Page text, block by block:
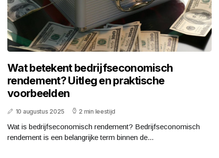
Wat betekent bedrijfseconomisch
rendement? Uitleg en praktische
voorbeelden
10 augustus 2025 2 min leestijd
Wat is bedrijfseconomisch rendement? Bedrijfseconomisch
rendement is een belangrijke term binnen de...